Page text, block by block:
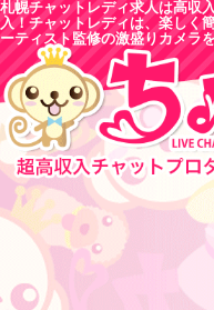
札幌チャットレディ求人は高収
入！チャットレディは、楽しく
ーティスト監修の激盛りカメラ